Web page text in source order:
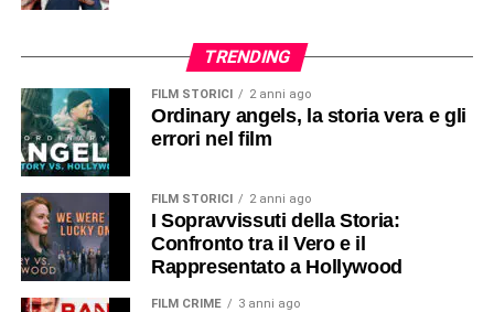
TRENDING
FILM STORICI 2 anni ago
Ordinary angels, la storia vera e gli
errori nel film
FILM STORICI 2 anni ago
I Sopravvissuti della Storia:
Confronto tra il Vero e il
Rappresentato a Hollywood
FILM CRIME 3 anni ago